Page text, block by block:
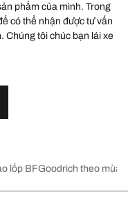
phẩm của mình. Trong
có thể nhận được tư vấn
Chúng tôi chúc bạn lái xe
lốp BFGoodrich theo